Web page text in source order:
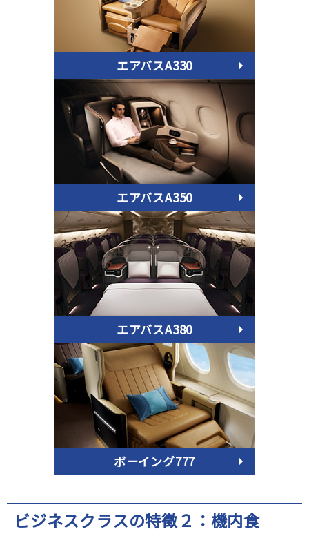
エアバスA330
エアバスA350
エアバスA380
ボーイング777
ビジネスクラスの特徴２：機内食